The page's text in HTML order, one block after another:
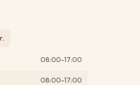
08:00-17:00
08:00-17:00